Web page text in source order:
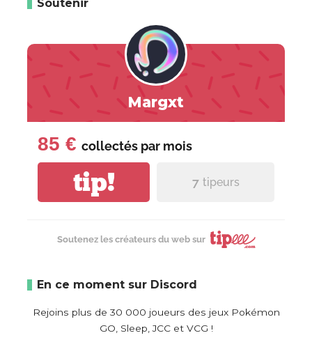
Soutenir
Margxt
85 € collectés par mois
tip! 7 tipeurs
Soutenez les créateurs du web sur
En ce moment sur Discord
Rejoins plus de 30 000 joueurs des jeux Pokémon
GO, Sleep, JCC et VCG !